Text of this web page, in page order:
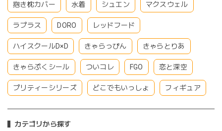
抱き枕カバー 水着 シュエン マクスウェル
ラプラス DORO レッドフード
ハイスクールD×D きゃらっぴん きゃらとりあ
きゃらぷくシール ついコレ FGO 恋と深空
プリティーシリーズ どこでもいっしょ フィギュア
カテゴリから探す